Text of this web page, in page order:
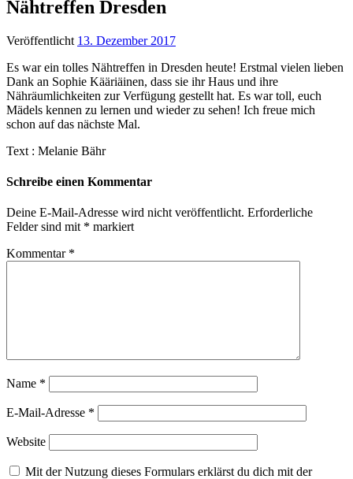
Nähtreffen Dresden
Veröffentlicht 13. Dezember 2017
Es war ein tolles Nähtreffen in Dresden heute! Erstmal vielen lieben
Dank an Sophie Kääriäinen, dass sie ihr Haus und ihre
Nähräumlichkeiten zur Verfügung gestellt hat. Es war toll, euch
Mädels kennen zu lernen und wieder zu sehen! Ich freue mich
schon auf das nächste Mal.
Text : Melanie Bähr
Schreibe einen Kommentar
Deine E-Mail-Adresse wird nicht veröffentlicht. Erforderliche
Felder sind mit * markiert
Kommentar *
Name *
E-Mail-Adresse *
Website
Mit der Nutzung dieses Formulars erklärst du dich mit der